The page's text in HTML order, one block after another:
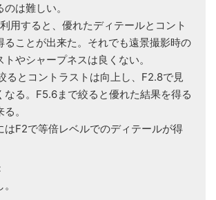
は難しい。
利用すると、優れたディテールとコント
ることが出来た。それでも遠景撮影時の
トやシャープネスは良くない。
るとコントラストは向上し、F2.8で見
なる。F5.6まで絞ると優れた結果を得る
。
はF2で等倍レベルでのディテールが得